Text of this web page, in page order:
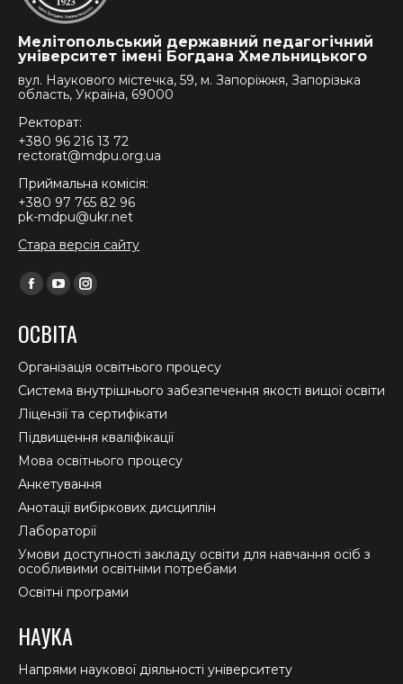
Мелітопольський державний педагогічний
університет імені Богдана Хмельницького
вул. Наукового містечка, 59, м. Запоріжжя, Запорізька
область, Україна, 69000
Ректорат:
+380 96 216 13 72
rectorat@mdpu.org.ua
Приймальна комісія:
+380 97 765 82 96
pk-mdpu@ukr.net
Стара версія сайту
Find us on:
Facebook
opens
in
new
window
YouTube
opens
in
new
window
Instagram
in
new
window
ОСВІТА
Організація освітнього процесу
Система внутрішнього забезпечення якості вищої освіти
Ліцензії та сертифікати
Підвищення кваліфікації
Мова освітнього процесу
Анкетування
Анотації вибіркових дисциплін
Лабораторії
Умови доступності закладу освіти для навчання осіб з
особливими освітніми потребами
Освітні програми
НАУКА
Напрями наукової діяльності університету